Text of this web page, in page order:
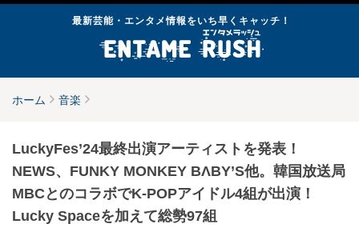
最新芸能・エンタメ情報をいち早くキャッチ！
ホーム 音楽
LuckyFes’24最終出演アーティストを発表！
NEWS、FUNKY MONKEY BΛBY’S他。韓国放送局
MBCとのコラボでK-POPアイドル4組が出演！
Lucky Spaceを加えて総勢97組